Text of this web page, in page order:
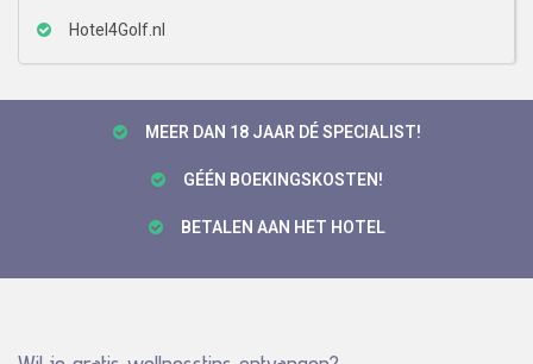
Hotel4Golf.nl
MEER DAN 18 JAAR DÉ SPECIALIST!
GÉÉN BOEKINGSKOSTEN!
BETALEN AAN HET HOTEL